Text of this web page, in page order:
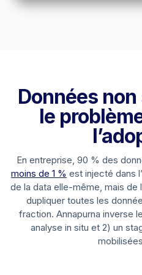
Données
le
En entreprise, 90 % des
moins de 1 % est injecté dans
de la data elle-même, mais de
dupliquer toutes les
fraction. Annapurna inverse
analyse in situ et 2) un